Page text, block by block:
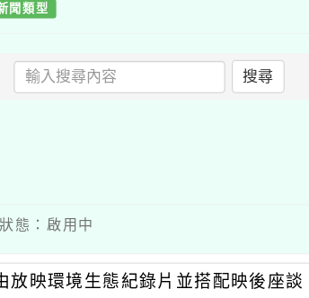
聞類型
搜尋
態：啟用中
放映環境生態紀錄片並搭配映後座